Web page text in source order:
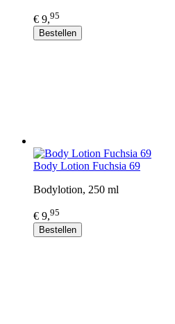
€ 9,95
Bestellen
Body Lotion Fuchsia 69
Bodylotion, 250 ml
€ 9,95
Bestellen